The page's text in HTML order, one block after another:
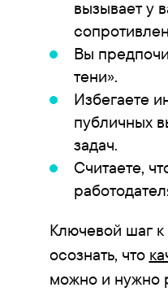
вызывает у
Вы
тени».
Избегаете
публичных
задач.
Считаете,
Ключевой шаг
осознать, что
можно и нужно